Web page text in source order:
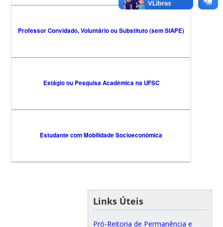
Professor Convidado, Voluntário ou Substituto (sem SIAPE)
Estágio ou Pesquisa Acadêmica na UFSC
Estudante com Mobilidade Socioeconômica
Links Úteis
Pró-Reitoria de Permanência e